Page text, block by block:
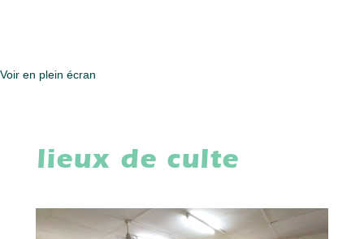
Voir en plein écran
lieux de culte